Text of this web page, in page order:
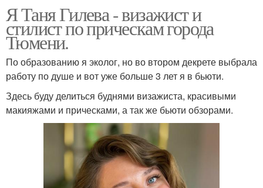
Я Таня Гилева - визажист и
стилист по прическам города
Тюмени.
По образованию я эколог, но во втором декрете выбрала
работу по душе и вот уже больше 3 лет я в бьюти.
Здесь буду делиться буднями визажиста, красивыми
макияжами и прическами, а так же бьюти обзорами.